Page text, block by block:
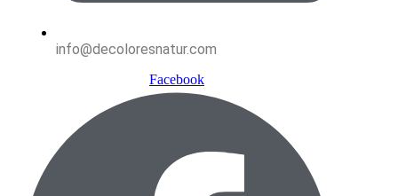
info@decoloresnatur.com
Facebook